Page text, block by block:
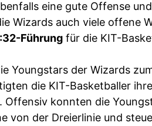
eine gute Offense
Wizards auch viele offene
Führung für die KIT-
Youngstars der Wizards
die KIT-Basketballer
konnten die
von der Dreierlinie und